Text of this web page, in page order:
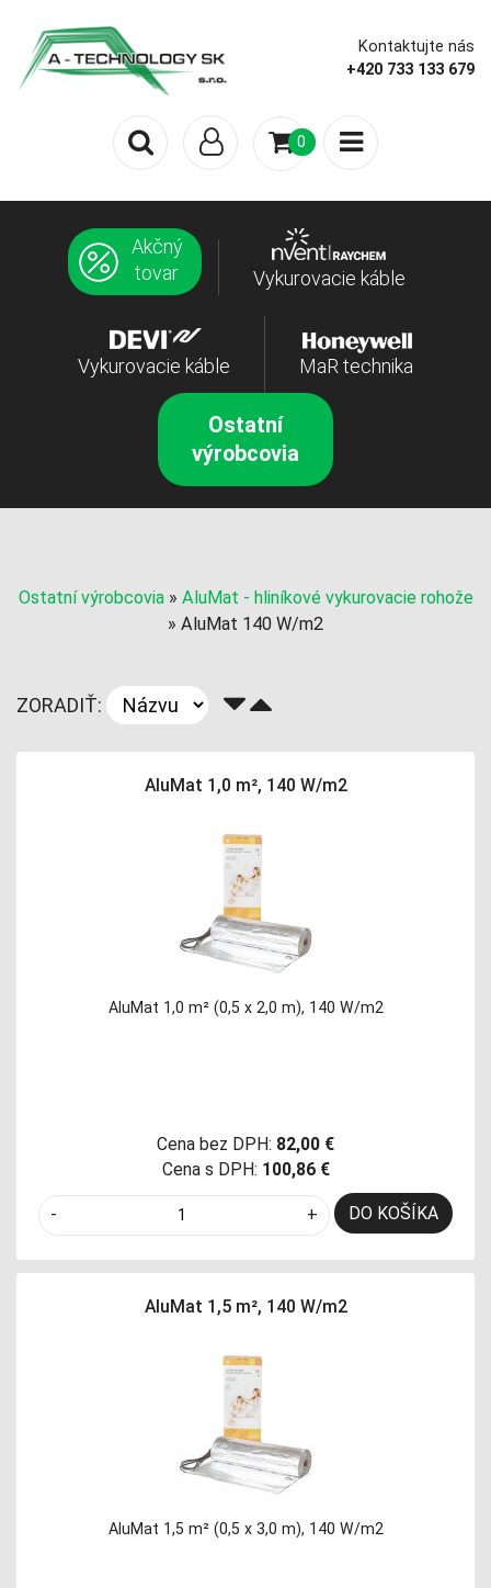
Kontaktujte nás
+420 733 133 679
0
Akčný
tovar
Vykurovacie káble
Vykurovacie káble MaR technika
Ostatní
výrobcovia
Ostatní výrobcovia » AluMat - hliníkové vykurovacie rohože
» AluMat 140 W/m2
ZORADIŤ:
AluMat 1,0 m², 140 W/m2
AluMat 1,0 m² (0,5 x 2,0 m), 140 W/m2
Cena bez DPH: 82,00 €
Cena s DPH: 100,86 €
- + DO KOŠÍKA
AluMat 1,5 m², 140 W/m2
AluMat 1,5 m² (0,5 x 3,0 m), 140 W/m2